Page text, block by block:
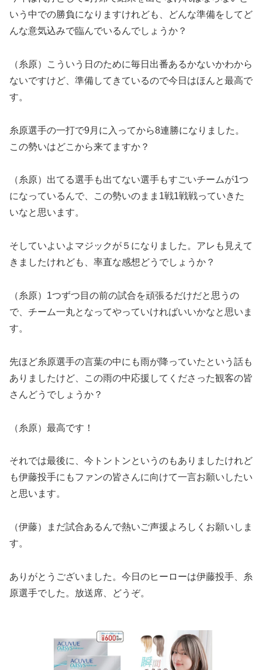
いう中での勝負になりますけれども、どんな準備をしてど
んな意気込みで臨んでいるんでしょうか？
（糸原）こういう日のために毎日出番あるかないかわから
ないですけど、準備してきているので今日はほんと最高で
す。
糸原選手の一打で9月に入ってから8連勝になりました。
この勢いはどこから来てますか？
（糸原）出てる選手も出てない選手もすごいチームが1つ
になっているんで、この勢いのまま1戦1戦戦っていきた
いなと思います。
そしていよいよマジックが５になりました。アレも見えて
きましたけれども、率直な感想どうでしょうか？
（糸原）1つずつ目の前の試合を頑張るだけだと思うの
で、チーム一丸となってやっていければいいかなと思いま
す。
先ほど糸原選手の言葉の中にも雨が降っていたという話も
ありましたけど、この雨の中応援してくださった観客の皆
さんどうでしょうか？
（糸原）最高です！
それでは最後に、今トントンというのもありましたけれど
も伊藤投手にもファンの皆さんに向けて一言お願いしたい
と思います。
（伊藤）まだ試合あるんで熱いご声援よろしくお願いしま
す。
ありがとうございました。今日のヒーローは伊藤投手、糸
原選手でした。放送席、どうぞ。